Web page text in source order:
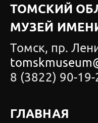
ТОМСКИЙ
МУЗЕЙ
Томск, пр.
8 (3822) 90-19-
ГЛАВНАЯ